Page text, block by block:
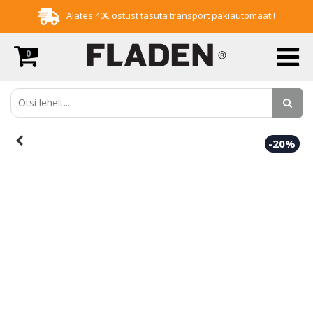
Alates 40€ ostust tasuta transport pakiautomaati!
0
-20%